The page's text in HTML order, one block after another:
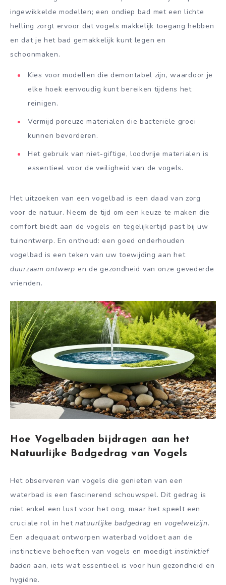
ingewikkelde modellen; een ondiep bad met een lichte
helling zorgt ervoor dat vogels makkelijk toegang hebben
en dat je het bad gemakkelijk kunt legen en
schoonmaken.
Kies voor modellen die demontabel zijn, waardoor je
elke hoek eenvoudig kunt bereiken tijdens het
reinigen.
Vermijd poreuze materialen die bacteriële groei
kunnen bevorderen.
Het gebruik van niet-giftige, loodvrije materialen is
essentieel voor de veiligheid van de vogels.
Het uitzoeken van een vogelbad is een daad van zorg
voor de natuur. Neem de tijd om een keuze te maken die
comfort biedt aan de vogels en tegelijkertijd past bij uw
tuinontwerp. En onthoud: een goed onderhouden
vogelbad is een teken van uw toewijding aan het
duurzaam ontwerp en de gezondheid van onze gevederde
vrienden.
Hoe Vogelbaden bijdragen aan het
Natuurlijke Badgedrag van Vogels
Het observeren van vogels die genieten van een
waterbad is een fascinerend schouwspel. Dit gedrag is
niet enkel een lust voor het oog, maar het speelt een
cruciale rol in het natuurlijke badgedrag en vogelwelzijn.
Een adequaat ontworpen waterbad voldoet aan de
instinctieve behoeften van vogels en moedigt instinktief
baden aan, iets wat essentieel is voor hun gezondheid en
hygiëne.